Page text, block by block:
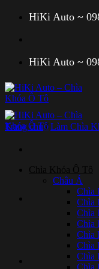
HiKi Auto ~
HiKi Auto ~
Chìa Khóa Ô Tô
Châu Á
Chìa
Chìa
Chìa
Chìa
Chìa
Chìa
Chìa
Chìa
Trang chủ / Làm Chìa